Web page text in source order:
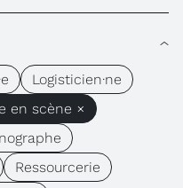
Logisticien·ne
en scène ×
Ressourcerie